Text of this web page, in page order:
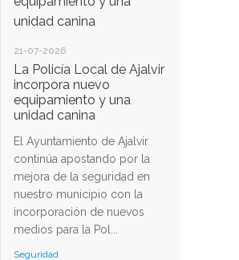
21-07-2026
La Policía Local de Ajalvir
incorpora nuevo
equipamiento y una
unidad canina
El Ayuntamiento de Ajalvir
continúa apostando por la
mejora de la seguridad en
nuestro municipio con la
incorporación de nuevos
medios para la Pol...
Seguridad